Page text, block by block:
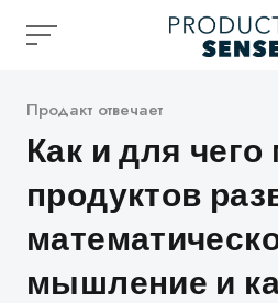
Категория
Продакт отвечает
Как и для
продуктов
мышление и